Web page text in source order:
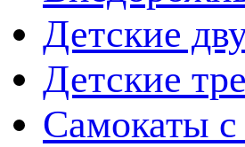
Детские
Детские
Самокаты